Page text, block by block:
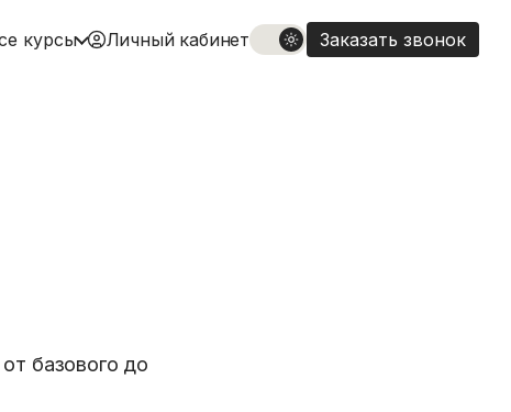
курсы Личный кабинет Заказать звонок
базового до